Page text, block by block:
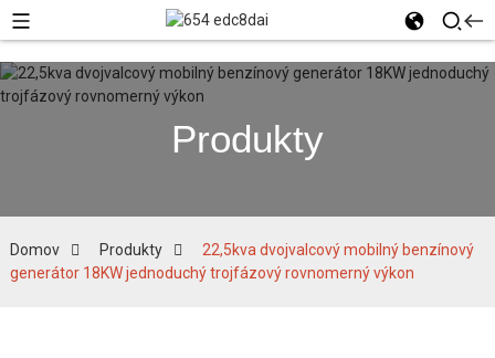
Produkty
Domov Produkty
22,5kva dvojvalcový mobilný benzínový
generátor 18KW jednoduchý trojfázový rovnomerný výkon